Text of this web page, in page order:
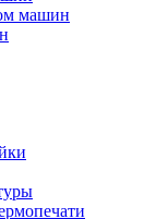
машин